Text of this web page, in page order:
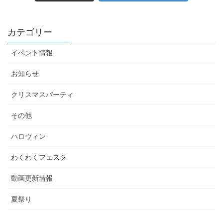
カテゴリー
イベント情報
お知らせ
クリスマスパーティ
その他
ハロウィン
わくわくフェスタ
動画更新情報
夏祭り